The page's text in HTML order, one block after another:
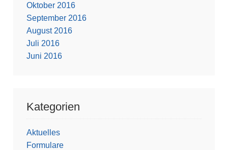
Oktober 2016
September 2016
August 2016
Juli 2016
Juni 2016
Kategorien
Aktuelles
Formulare